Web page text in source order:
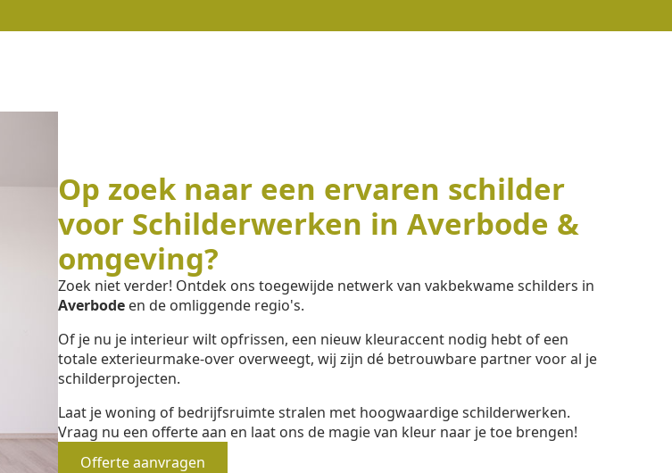
Op zoek naar een ervaren schilder
voor Schilderwerken in Averbode &
omgeving?
Zoek niet verder! Ontdek ons toegewijde netwerk van vakbekwame schilders in
Averbode en de omliggende regio's.
Of je nu je interieur wilt opfrissen, een nieuw kleuraccent nodig hebt of een
totale exterieurmake-over overweegt, wij zijn dé betrouwbare partner voor al je
schilderprojecten.
Laat je woning of bedrijfsruimte stralen met hoogwaardige schilderwerken.
Vraag nu een offerte aan en laat ons de magie van kleur naar je toe brengen!
Offerte aanvragen